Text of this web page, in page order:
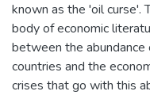
known as the 'oil curse'.
body of economic
between the abundance
countries and the
crises that go with this